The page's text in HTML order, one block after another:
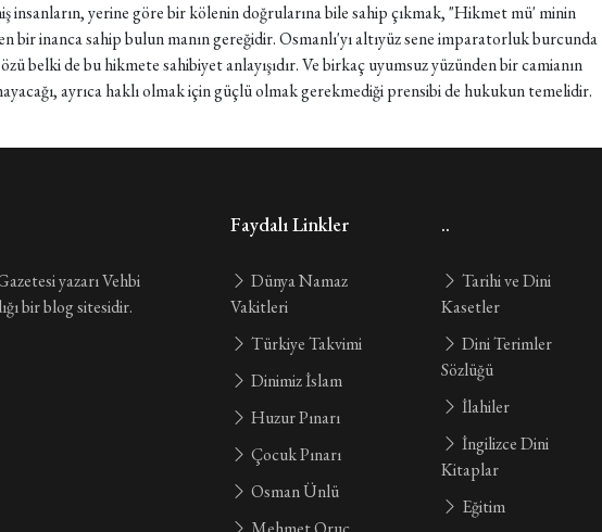
insanların, yerine göre bir kölenin doğrularına bile sahip çıkmak, "Hikmet mü' minin
bir inanca sahip bulun manın gereğidir. Osmanlı'yı altıyüz sene imparatorluk burcunda
belki de bu hikmete sahibiyet anlayışıdır. Ve birkaç uyumsuz yüzünden bir camianın
ayrıca haklı olmak için güçlü olmak gerekmediği prensibi de hukukun temelidir.
yazarı Vehbi
bir blog sitesidir.
Faydalı Linkler
Dünya Namaz
Vakitleri
Türkiye Takvimi
Dinimiz İslam
Huzur Pınarı
Çocuk Pınarı
Osman Ünlü
..
Tarihi ve Dini
Kasetler
Dini Terimler
Sözlüğü
İlahiler
İngilizce Dini
Kitaplar
Eğitim